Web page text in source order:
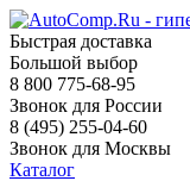
Быстрая доставка
Большой выбор
8 800 775-68-95
Звонок для России
8 (495) 255-04-60
Звонок для Москвы
Каталог